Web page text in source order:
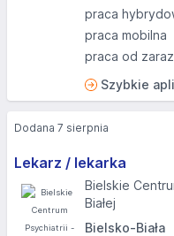
praca
praca mobilna
praca od zaraz
Szybkie
Lekarz / lekarka
Bielskie
Białej
Bielsko-Biała
Dodana 7 sierpnia